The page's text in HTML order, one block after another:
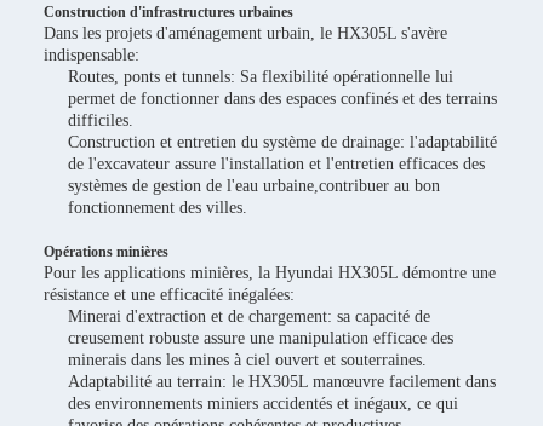
Construction d'infrastructures urbaines
Dans les projets d'aménagement urbain, le HX305L s'avère
indispensable:
Routes, ponts et tunnels: Sa flexibilité opérationnelle lui
permet de fonctionner dans des espaces confinés et des terrains
difficiles.
Construction et entretien du système de drainage: l'adaptabilité
de l'excavateur assure l'installation et l'entretien efficaces des
systèmes de gestion de l'eau urbaine,contribuer au bon
fonctionnement des villes.
Opérations minières
Pour les applications minières, la Hyundai HX305L démontre une
résistance et une efficacité inégalées:
Minerai d'extraction et de chargement: sa capacité de
creusement robuste assure une manipulation efficace des
minerais dans les mines à ciel ouvert et souterraines.
Adaptabilité au terrain: le HX305L manœuvre facilement dans
des environnements miniers accidentés et inégaux, ce qui